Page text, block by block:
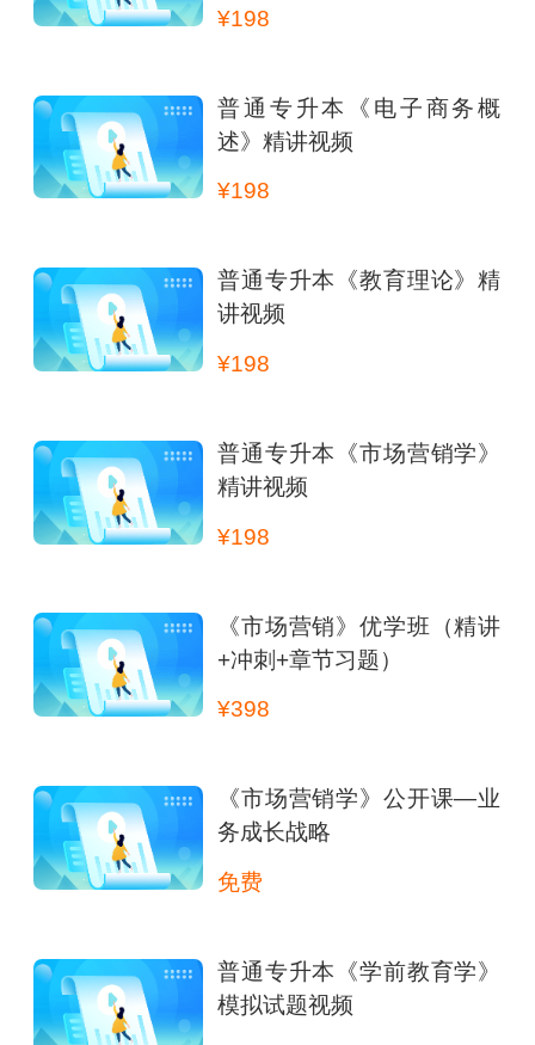
¥198
普通专升本《电子商务概
述》精讲视频
¥198
普通专升本《教育理论》精
讲视频
¥198
普通专升本《市场营销学》
精讲视频
¥198
《市场营销》优学班（精讲
+冲刺+章节习题）
¥398
《市场营销学》公开课—业
务成长战略
免费
普通专升本《学前教育学》
模拟试题视频